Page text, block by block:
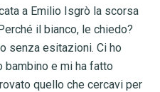
a Emilio Isgrò la scorsa
il bianco, le chiedo?
senza esitazioni. Ci ho
bambino e mi ha fatto
quello che cercavi per